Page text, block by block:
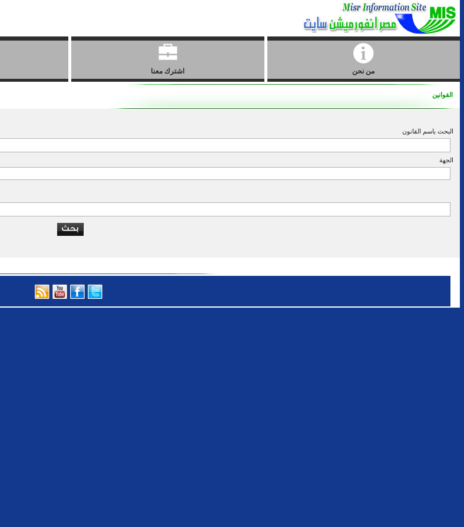
من نحن اشترك معنا
القوانين
البحث باسم القانون
الجهة